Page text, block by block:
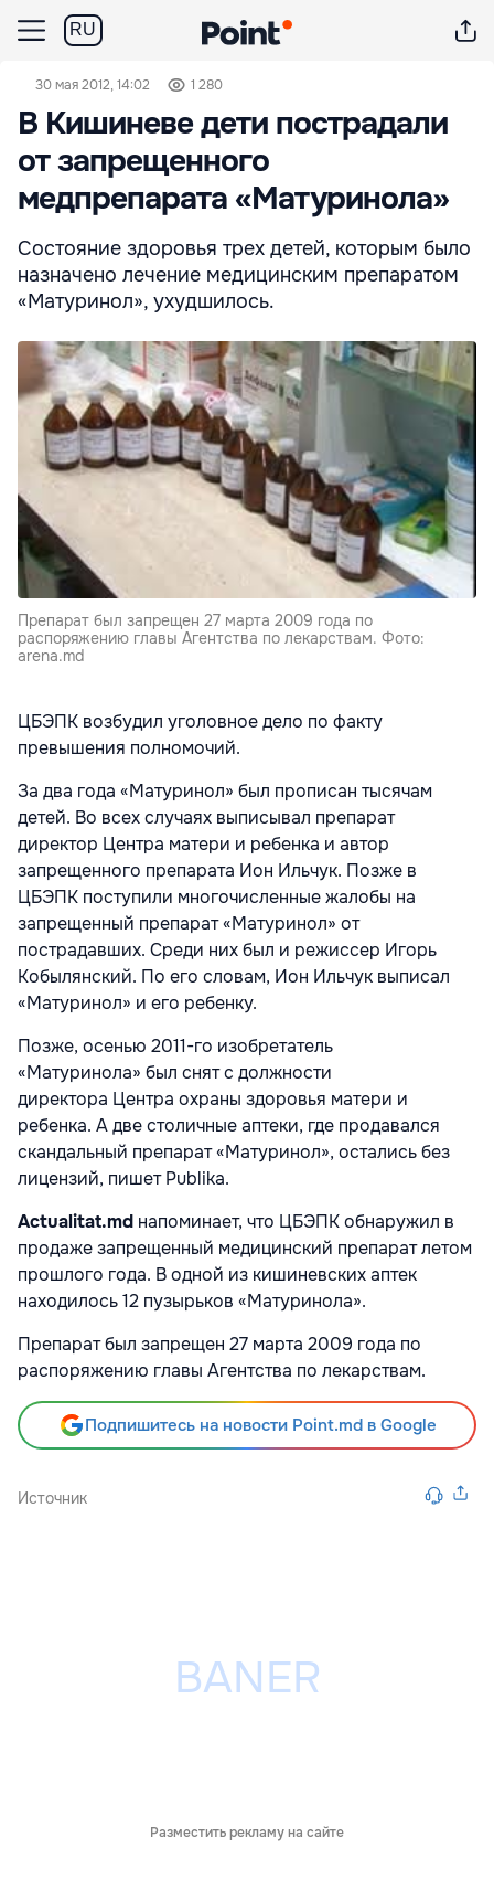
RU
30 мая 2012, 14:02 1 280
В Кишиневе дети пострадали
от запрещенного
медпрепарата «Матуринола»
Состояние здоровья трех детей, которым было
назначено лечение медицинским препаратом
«Матуринол», ухудшилось.
Препарат был запрещен 27 марта 2009 года по
распоряжению главы Агентства по лекарствам. Фото:
arena.md
ЦБЭПК возбудил уголовное дело по факту
превышения полномочий.
За два года «Матуринол» был прописан тысячам
детей. Во всех случаях выписывал препарат
директор Центра матери и ребенка и автор
запрещенного препарата Ион Ильчук. Позже в
ЦБЭПК поступили многочисленные жалобы на
запрещенный препарат «Матуринол» от
пострадавших. Среди них был и режиссер Игорь
Кобылянский. По его словам, Ион Ильчук выписал
«Матуринол» и его ребенку.
Позже, осенью 2011-го изобретатель
«Матуринола» был снят с должности
директора Центра охраны здоровья матери и
ребенка. А две столичные аптеки, где продавался
скандальный препарат «Mатуринол», остались без
лицензий, пишет Publika.
Actualitat.md напоминает, что ЦБЭПК обнаружил в
продаже запрещенный медицинский препарат летом
прошлого года. В одной из кишиневских аптек
находилось 12 пузырьков «Матуринола».
Препарат был запрещен 27 марта 2009 года по
распоряжению главы Агентства по лекарствам.
Подпишитесь на новости Point.md в Google
Источник
Разместить рекламу на сайте